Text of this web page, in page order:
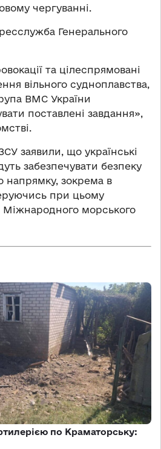
чергуванні.
Генерального
та цілеспрямовані
вільного судноплавства,
ВМС України
поставлені завдання»,
заявили, що українські
забезпечувати безпеку
напрямку, зокрема в
при цьому
морського
по Краматорську: